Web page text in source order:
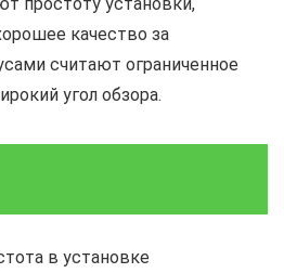
качество за
считают ограниченное
угол обзора.
в установке